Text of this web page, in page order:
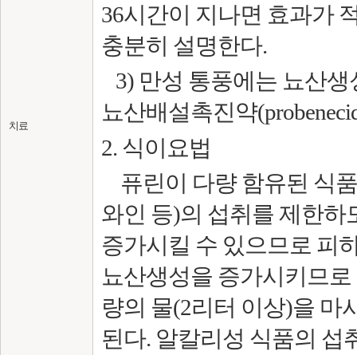
치료
36시간이 지나면 효과가
충분히 설명한다.
3) 만성 통풍에는 뇨산
뇨산배설촉진약
2. 식이요법
퓨린이 다량 함유된 식
와인 등)의 섭취를 제한하
증가시킬 수 있으므로 피
뇨산생성을 증가시키므
량의 물(2리터 이상)을 마
된다. 알칼리성 식품의 섭